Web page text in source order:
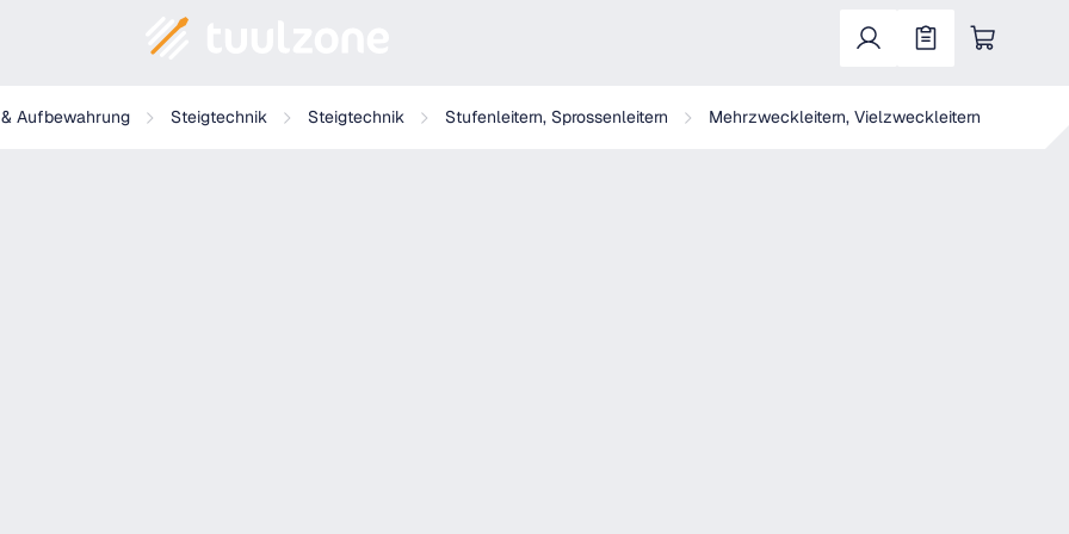
Warenkorb enthält 0 Positionen. Der
Aufbewahrung Steigtechnik Steigtechnik Stufenleitern, Sprossenleitern Mehrzweckleitern, Vielzweckleitern